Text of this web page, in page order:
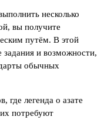
несколько
вы получите
путём. В этой
задания и возможности,
обычных
где легенда о азате
потребуют